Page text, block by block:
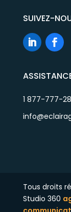
SUIVEZ-
1 877-777-
Tous droits
Studio 360